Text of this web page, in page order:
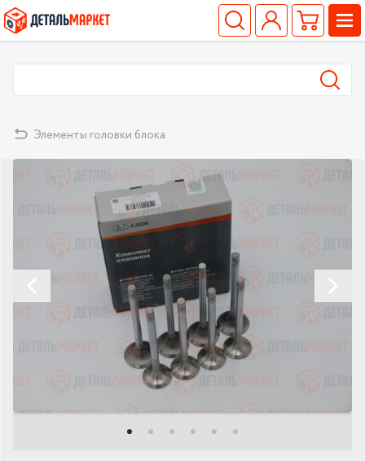
Элементы головки блока